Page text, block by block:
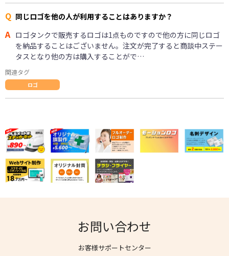
Q 同じロゴを他の人が利用することはありますか？
A ロゴタンクで販売するロゴは1点ものですので他の方に同じロゴ
を納品することはございません。注文が完了すると商談中ステー
タスとなり他の方は購入することがで…
関連タグ
ロゴ
お問い合わせ
お客様サポートセンター